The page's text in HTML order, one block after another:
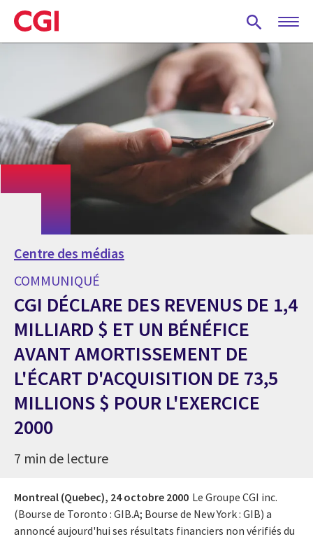
Skip
to
main
Centre des médias
COMMUNIQUÉ
CGI DÉCLARE DES REVENUS DE 1,4
MILLIARD $ ET UN BÉNÉFICE
AVANT AMORTISSEMENT DE
L'ÉCART D'ACQUISITION DE 73,5
MILLIONS $ POUR L'EXERCICE
2000
7 min de lecture
Montreal (Quebec), 24 octobre 2000 Le Groupe CGI inc.
(Bourse de Toronto : GIB.A; Bourse de New York : GIB) a
annoncé aujourd'hui ses résultats financiers non vérifiés du